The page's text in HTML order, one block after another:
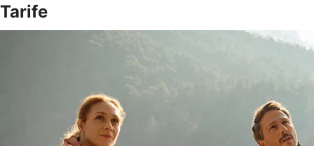
Tarife